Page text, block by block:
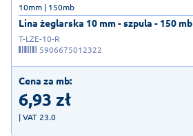
Lina żeglarska 10 mm - szpula - 150 mb
10mm | 150mb
T-LZE-10-R
5906675012322
Cena za mb:
6,93 zł
| VAT 23.0